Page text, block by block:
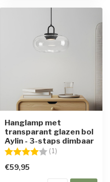
Hanglamp met
transparant glazen bol
Aylin - 3-staps dimbaar
Beoordeling: (1)
€59,95